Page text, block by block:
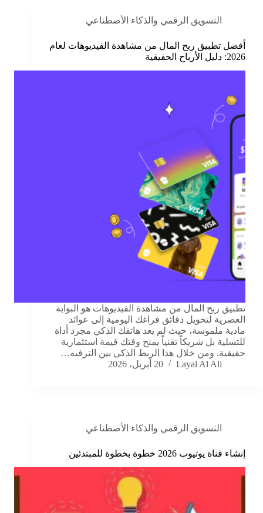
التسويق الرقمي والذكاء الأصطناعي
أفضل تطبيق ربح المال من مشاهدة الفيديوهات لعام
2026: دليل الأرباح الحقيقية
تطبيق ربح المال من مشاهدة الفيديوهات هو البوابة
العصرية لتحويل دقائق فراغك اليومية إلى عوائد
مادية ملموسة، حيث لم يعد هاتفك الذكي مجرد أداة
للتسلية بل شريكاً تقنياً يمنح وقتك قيمة استثمارية
حقيقية. ومن خلال هذا الربط الذكي بين الترفيه…
Layal Al Ali
20 أبريل، 2026
التسويق الرقمي والذكاء الأصطناعي
إنشاء قناة يوتيوب 2026 خطوة بخطوة للمبتدئين